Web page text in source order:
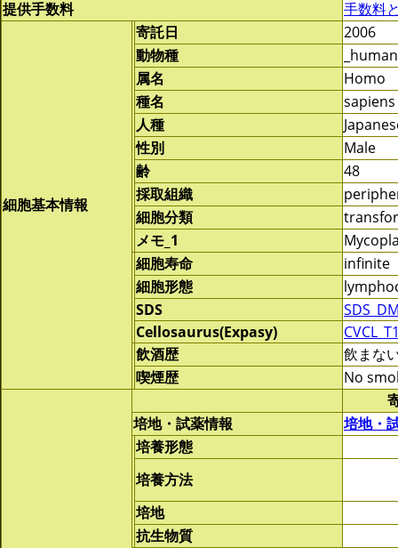
提供手数料 手数料
細胞基本情報
寄託日
2006
動物種
属名
Homo
種名
sapiens
人種
性別
Male
齢
48
採取組織
細胞分類
メモ_1
細胞寿命
infinite
細胞形態
SDS
Cellosaurus(Expasy)
飲酒歴
飲まな
喫煙歴
No
培地・試薬情報
培地・
培養形態
培養方法
培地
抗生物質